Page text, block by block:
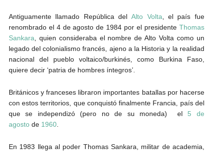
Antiguamente llamado República delAlto Volta , el país fue
renombrado el 4 de agosto de 1984 por el presidente Thomas
Sankara , quien consideraba el nombre de Alto Volta como un
legado del colonialismo francés, ajeno a la Historia y la realidad
nacional del pueblo voltaico/burkinés, como Burkina Faso,
quiere decir ‘patria de hombres íntegros’.
Británicos y franceses libraron importantes batallas por hacerse
con estos territorios, que conquistó finalmente Francia, país del
que se independizó (pero no de su moneda) el 5 de
agostode 1960.
En 1983 llega al poder Thomas Sankara, militar de academia,